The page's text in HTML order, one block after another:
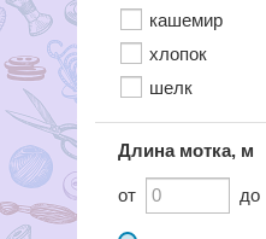
кашемир
хлопок
шелк
Длина мотка, м
от до